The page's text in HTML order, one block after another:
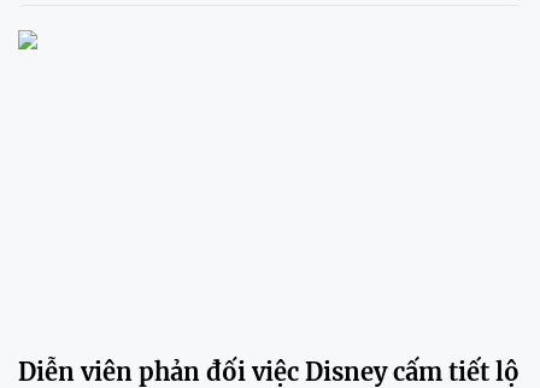
Diễn viên phản đối việc Disney cấm tiết lộ